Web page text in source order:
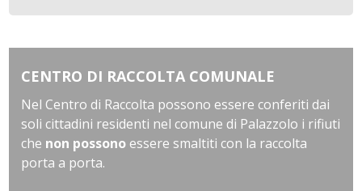
CENTRO DI RACCOLTA COMUNALE
Nel Centro di Raccolta possono essere conferiti dai
soli cittadini residenti nel comune di Palazzolo i rifiuti
che non possono essere smaltiti con la raccolta
porta a porta.